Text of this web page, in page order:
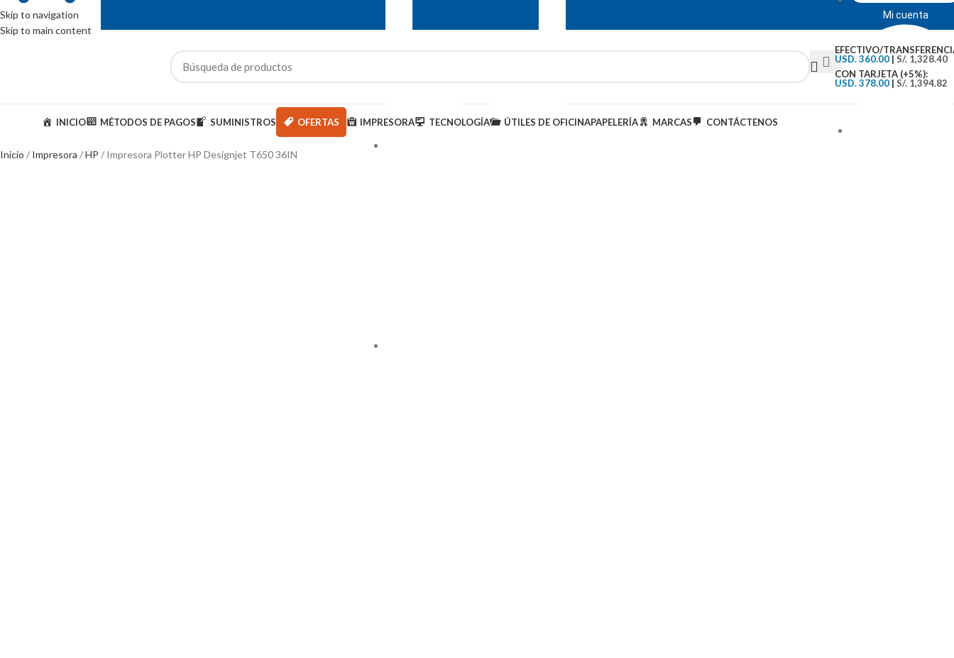
Skip to navigation
Skip to main content
Mi cuenta
EFECTIVO/
USD. 360.00 | S/. 1,328.40
CON TARJETA (+5%):
USD. 378.00 | S/. 1,394.82
INICIO MÉTODOS DE PAGOS SUMINISTROS OFERTAS IMPRESORA TECNOLOGÍA ÚTILES DE OFICINAPAPELERÍA MARCAS CONTÁCTENOS
Inicio Impresora HP Impresora Plotter HP Designjet T650 36IN